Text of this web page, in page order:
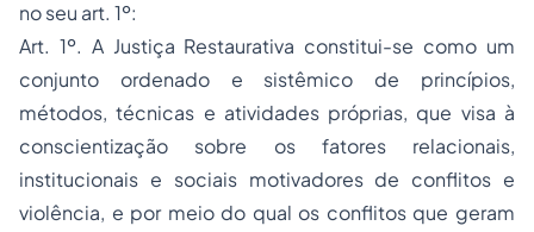
no seu art. 1º:
Art. 1º. A Justiça Restaurativa constitui-se como um
conjunto ordenado e sistêmico de princípios,
métodos, técnicas e atividades próprias, que visa à
conscientização sobre os fatores relacionais,
institucionais e sociais motivadores de conflitos e
violência, e por meio do qual os conflitos que geram